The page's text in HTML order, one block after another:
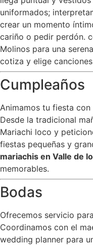
uniformados;
crear un momento
cariño o pedir perdón.
Molinos para una
cotiza y elige
Cumpleaños
Animamos tu fiesta
Desde la tradicional
Mariachi loco y
fiestas pequeñas y
mariachis en Valle de
memorables.
Bodas
Ofrecemos servicio
Coordinamos con el
wedding planner para